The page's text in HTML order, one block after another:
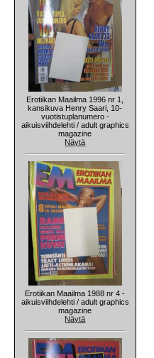
Erotiikan Maailma 1996 nr 1,
kansikuva Henry Saari, 10-
vuotistuplanumero -
aikuisviihdelehti / adult graphics
magazine
Näytä
Erotiikan Maailma 1988 nr 4 -
aikuisviihdelehti / adult graphics
magazine
Näytä